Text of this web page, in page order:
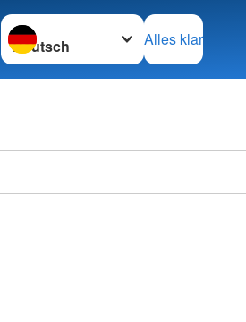
Sprache wechseln zu
Alles klar